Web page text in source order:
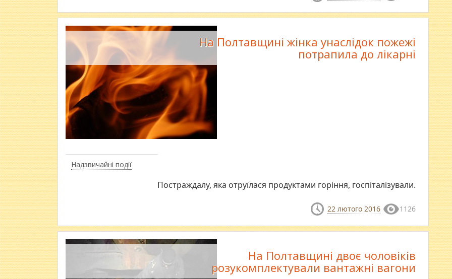
Надзвичайні події
На Полтавщині жінка унаслідок пожежі
потрапила до лікарні
Постраждалу, яка отруїлася продуктами горіння, госпіталізували.
22 лютого 2016 1126
На Полтавщині двоє чоловіків
розукомплектували вантажні вагони